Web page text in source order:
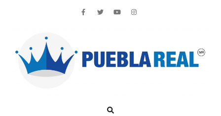
Noticias de actualidad de Puebla, México y el mundo